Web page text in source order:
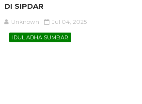
DI SIPDAR
Unknown Jul 04, 2025
IDUL ADHA SUMBAR